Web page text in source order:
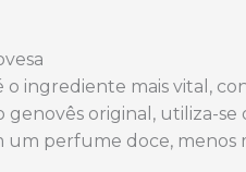
o ingrediente mais vital,
original, utiliza-
um perfume doce,